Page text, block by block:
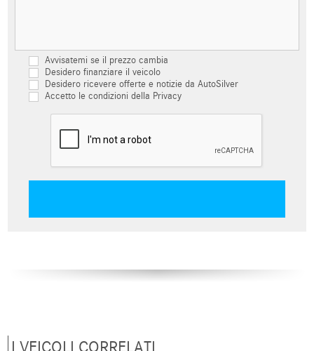
Avvisatemi se il prezzo cambia
Desidero finanziare il veicolo
Desidero ricevere offerte e notizie da AutoSilver
Accetto le condizioni della Privacy
I VEICOLI CORRELATI